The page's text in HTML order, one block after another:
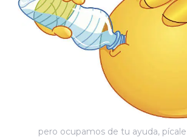
pero ocupamos de tu ayuda,